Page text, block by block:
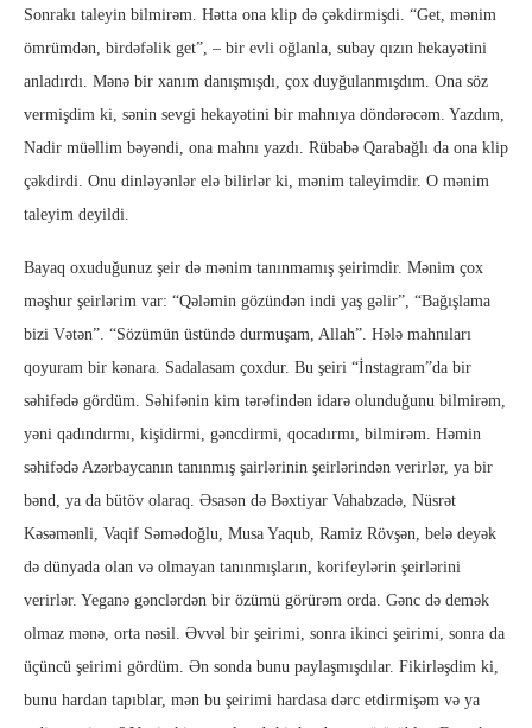
Sonrakı taleyin bilmirəm. Hətta ona klip də çəkdirmişdi. “Get, mənim
ömrümdən, birdəfəlik get”, – bir evli oğlanla, subay qızın hekayətini
anladırdı. Mənə bir xanım danışmışdı, çox duyğulanmışdım. Ona söz
vermişdim ki, sənin sevgi hekayətini bir mahnıya döndərəcəm. Yazdım,
Nadir müəllim bəyəndi, ona mahnı yazdı. Rübabə Qarabağlı da ona klip
çəkdirdi. Onu dinləyənlər elə bilirlər ki, mənim taleyimdir. O mənim
taleyim deyildi.
Bayaq oxuduğunuz şeir də mənim tanınmamış şeirimdir. Mənim çox
məşhur şeirlərim var: “Qələmin gözündən indi yaş gəlir”, “Bağışlama
bizi Vətən”. “Sözümün üstündə durmuşam, Allah”. Hələ mahnıları
qoyuram bir kənara. Sadalasam çoxdur. Bu şeiri “İnstagram”da bir
səhifədə gördüm. Səhifənin kim tərəfindən idarə olunduğunu bilmirəm,
yəni qadındırmı, kişidirmi, gəncdirmi, qocadırmı, bilmirəm. Həmin
səhifədə Azərbaycanın tanınmış şairlərinin şeirlərindən verirlər, ya bir
bənd, ya da bütöv olaraq. Əsasən də Bəxtiyar Vahabzadə, Nüsrət
Kəsəmənli, Vaqif Səmədoğlu, Musa Yaqub, Ramiz Rövşən, belə deyək
də dünyada olan və olmayan tanınmışların, korifeylərin şeirlərini
verirlər. Yeganə gənclərdən bir özümü görürəm orda. Gənc də demək
olmaz mənə, orta nəsil. Əvvəl bir şeirimi, sonra ikinci şeirimi, sonra da
üçüncü şeirimi gördüm. Ən sonda bunu paylaşmışdılar. Fikirləşdim ki,
bunu hardan tapıblar, mən bu şeirimi hardasa dərc etdirmişəm və ya